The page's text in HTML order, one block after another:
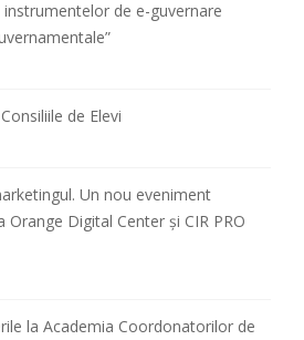
de e-guvernare
de Elevi
Un nou eveniment
Digital Center și CIR PRO
la Academia Coordonatorilor de